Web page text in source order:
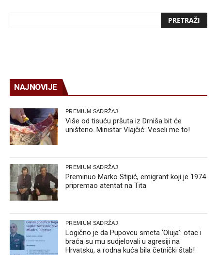
NAJNOVIJE
PREMIUM SADRŽAJ
Više od tisuću pršuta iz Drniša bit će
uništeno. Ministar Vlajčić: Veseli me to!
PREMIUM SADRŽAJ
Preminuo Marko Stipić, emigrant koji je 1974.
pripremao atentat na Tita
PREMIUM SADRŽAJ
Logično je da Pupovcu smeta ‘Oluja’: otac i
braća su mu sudjelovali u agresiji na
Hrvatsku, a rodna kuća bila četnički štab!